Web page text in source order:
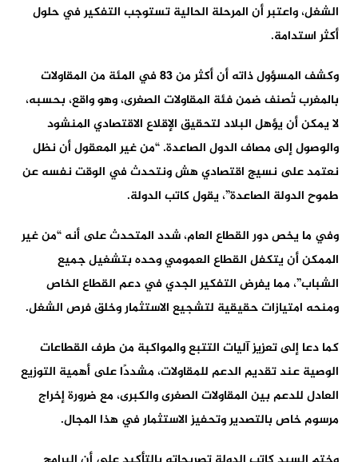
الشغل، واعتبر أن المرحلة الحالية تستوجب التفكير في حلول
أكثر استدامة.
وكشف المسؤول ذاته أن أكثر من 83 في المئة من المقاولات
بالمغرب تُصنف ضمن فئة المقاولات الصغرى، وهو واقع، بحسبه،
لا يمكن أن يؤهل البلاد لتحقيق الإقلاع الاقتصادي المنشود
والوصول إلى مصاف الدول الصاعدة. “من غير المعقول أن نظل
نعتمد على نسيج اقتصادي هش ونتحدث في الوقت نفسه عن
طموح الدولة الصاعدة”، يقول كاتب الدولة.
وفي ما يخص دور القطاع العام، شدد المتحدث على أنه “من غير
الممكن أن يتكفل القطاع العمومي وحده بتشغيل جميع
الشباب”، مما يفرض التفكير الجدي في دعم القطاع الخاص
ومنحه امتيازات حقيقية لتشجيع الاستثمار وخلق فرص الشغل.
كما دعا إلى تعزيز آليات التتبع والمواكبة من طرف القطاعات
الوصية عند تقديم الدعم للمقاولات، مشددًا على أهمية التوزيع
العادل للدعم بين المقاولات الصغرى والكبرى، مع ضرورة إخراج
مرسوم خاص بالتصدير وتحفيز الاستثمار في هذا المجال.